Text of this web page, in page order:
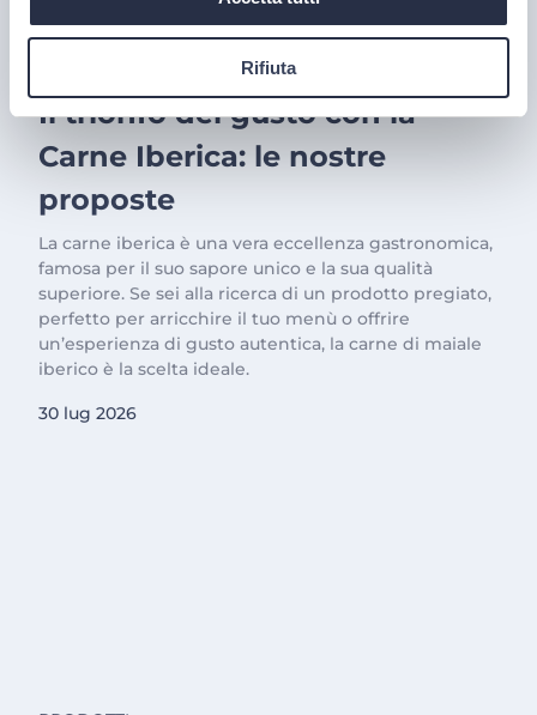
Rifiuta
Il trionfo del gusto con la
Carne Iberica: le nostre
proposte
La carne iberica è una vera eccellenza gastronomica,
famosa per il suo sapore unico e la sua qualità
superiore. Se sei alla ricerca di un prodotto pregiato,
perfetto per arricchire il tuo menù o offrire
un’esperienza di gusto autentica, la carne di maiale
iberico è la scelta ideale.
30 lug 2026